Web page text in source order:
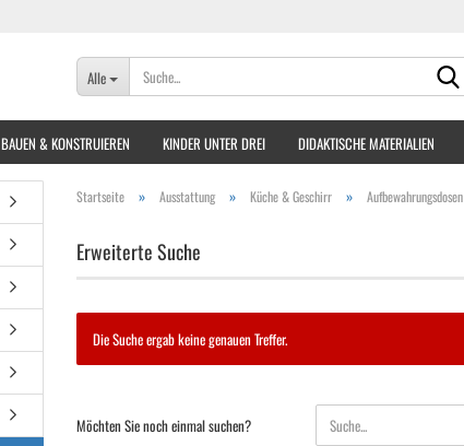
Alle
BAUEN & KONSTRUIEREN KINDER UNTER DREI DIDAKTISCHE MATERIALIEN
Startseite » Ausstattung » Küche & Geschirr » Aufbewahrungsdosen
Erweiterte Suche
Die Suche ergab keine genauen Treffer.
SIE
Möchten Sie noch einmal suchen?